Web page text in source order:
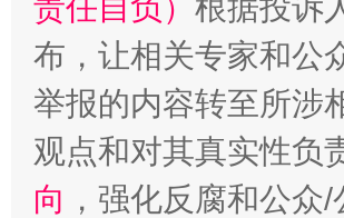
这是一记警钟！
责任自负） 根据投诉
布，让相关专家和公
举报的内容转至所涉
观点和对其真实性负
向 ，强化反腐和公